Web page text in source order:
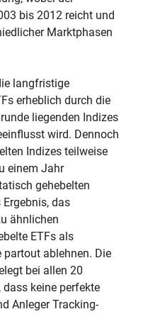
bis 2012 reicht und
Marktphasen
langfristige
erheblich durch die
liegenden Indizes
wird. Dennoch
Indizes teilweise
einem Jahr
gehebelten
das
ähnlichen
ETFs als
ablehnen. Die
bei allen 20
dass keine perfekte
Anleger Tracking-